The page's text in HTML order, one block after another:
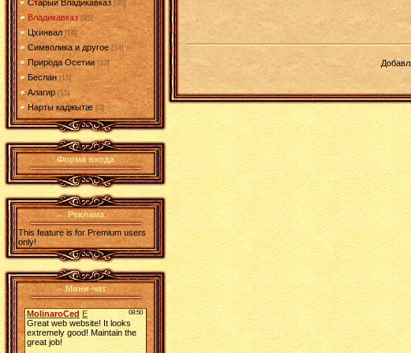
Старый Владикавказ [35]
Владикавказ [95]
Цхинвал [16]
Символика и другое [34]
Природа Осетии [52]
Беслан [15]
Алагир [15]
Нарты каджытæ [0]
Форма входа
Реклама
This feature is for Premium users
only!
Мини-чат